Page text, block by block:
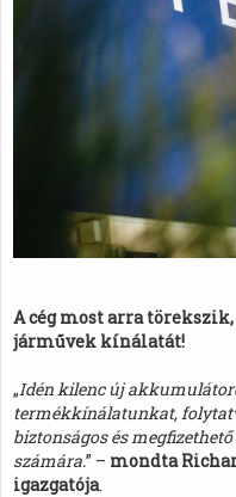
A cég most arra
járművek kínálatát!
„Idén kilenc új
termékkínálatunkat,
biztonságos és
számára.” – mondta
igazgatója.